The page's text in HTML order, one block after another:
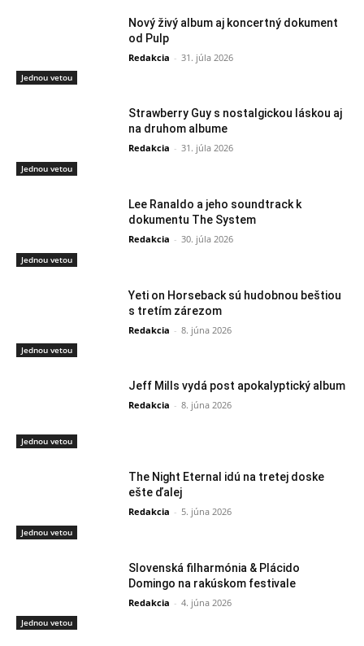
Jednou vetou
Nový živý album aj koncertný dokument
od Pulp
Redakcia - 31. júla 2026
Jednou vetou
Strawberry Guy s nostalgickou láskou aj
na druhom albume
Redakcia - 31. júla 2026
Jednou vetou
Lee Ranaldo a jeho soundtrack k
dokumentu The System
Redakcia - 30. júla 2026
Jednou vetou
Yeti on Horseback sú hudobnou beštiou
s tretím zárezom
Redakcia - 8. júna 2026
Jednou vetou
Jeff Mills vydá post apokalyptický album
Redakcia - 8. júna 2026
Jednou vetou
The Night Eternal idú na tretej doske
ešte ďalej
Redakcia - 5. júna 2026
Jednou vetou
Slovenská filharmónia & Plácido
Domingo na rakúskom festivale
Redakcia - 4. júna 2026